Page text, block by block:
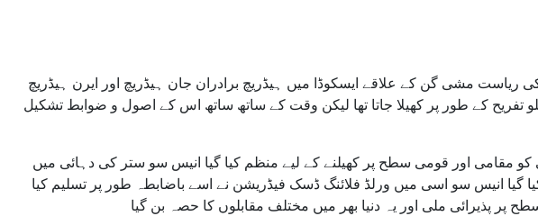
مشی گن کے علاقے ایسکوڈا میں ہیڈریچ برادران جان ہیڈریچ اور ایرن ہیڈریچ
تفریح کے طور پر کھیلا جاتا تھا لیکن وقت کے ساتھ ساتھ اس کے اصول و ضوابط تشکیل
مقامی اور قومی سطح پر کھیلنے کے لیے منظم کیا گیا انیس سو ستر کی دہائی میں
انیس سو اسی میں ورلڈ فلائنگ ڈسک فیڈریشن نے اسے باضابطہ طور پر تسلیم کیا
پذیرائی ملی اور یہ دنیا بھر میں مختلف مقابلوں کا حصہ بن گیا